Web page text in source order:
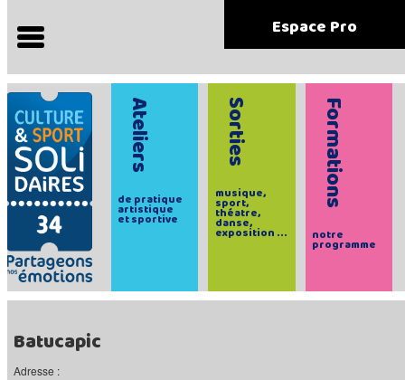
Espace Pro
Ateliers
de pratique
artistique
et sportive
Sorties
musique,
sport,
théatre,
danse,
exposition ...
Formations
notre
programme
Batucapic
Adresse :